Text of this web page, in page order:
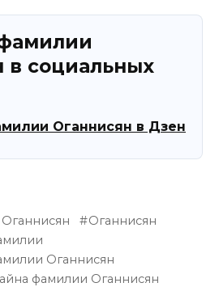
в социальных
Оганнисян в Дзен
Оганнисян
Оганнисян
фамилии Оганнисян